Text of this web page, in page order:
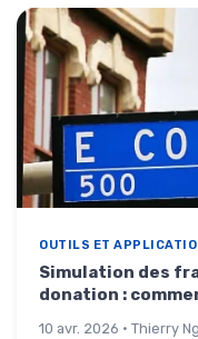
OUTILS ET
Simulation des
donation :
10 avr. 2026 · Thierry